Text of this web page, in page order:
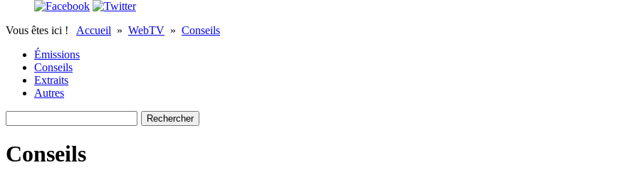
Vous êtes ici ! Accueil » WebTV » Conseils
Émissions
Conseils
Extraits
Autres
Conseils